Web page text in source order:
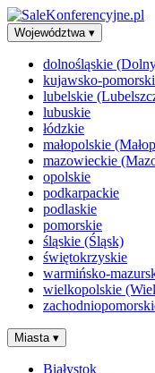
Województwa ▾
dolnośląskie
kujawsko-
lubelskie
lubuskie
łódzkie
małopolskie
mazowieckie
opolskie
podkarpackie
podlaskie
pomorskie
śląskie (Śląsk)
świętokrzyskie
warmińsko-
wielkopolskie
Miasta ▾
Białystok